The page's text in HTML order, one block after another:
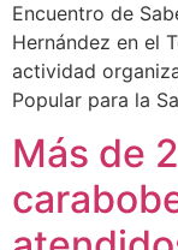
Encuentro de
Hernández en el
actividad
Popular para la
Más de